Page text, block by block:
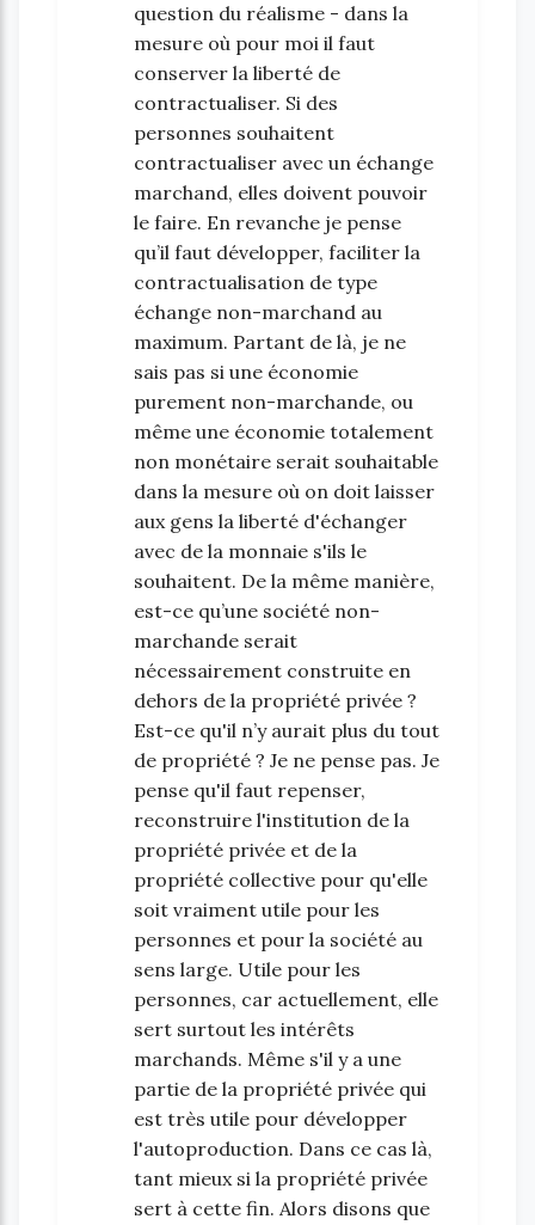
question du réalisme - dans la
mesure où pour moi il faut
conserver la liberté de
contractualiser. Si des
personnes souhaitent
contractualiser avec un échange
marchand, elles doivent pouvoir
le faire. En revanche je pense
qu’il faut développer, faciliter la
contractualisation de type
échange non-marchand au
maximum. Partant de là, je ne
sais pas si une économie
purement non-marchande, ou
même une économie totalement
non monétaire serait souhaitable
dans la mesure où on doit laisser
aux gens la liberté d'échanger
avec de la monnaie s'ils le
souhaitent. De la même manière,
est-ce qu’une société non-
marchande serait
nécessairement construite en
dehors de la propriété privée ?
Est-ce qu'il n’y aurait plus du tout
de propriété ? Je ne pense pas. Je
pense qu'il faut repenser,
reconstruire l'institution de la
propriété privée et de la
propriété collective pour qu'elle
soit vraiment utile pour les
personnes et pour la société au
sens large. Utile pour les
personnes, car actuellement, elle
sert surtout les intérêts
marchands. Même s'il y a une
partie de la propriété privée qui
est très utile pour développer
l'autoproduction. Dans ce cas là,
tant mieux si la propriété privée
sert à cette fin. Alors disons que